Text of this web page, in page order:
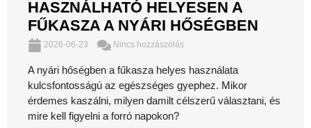
HASZNÁLHATÓ HELYESEN A
FŰKASZA A NYÁRI HŐSÉGBEN
2026-06-23 Nincs hozzászólás
A nyári hőségben a fűkasza helyes használata
kulcsfontosságú az egészséges gyephez. Mikor
érdemes kaszálni, milyen damilt célszerű választani, és
mire kell figyelni a forró napokon?